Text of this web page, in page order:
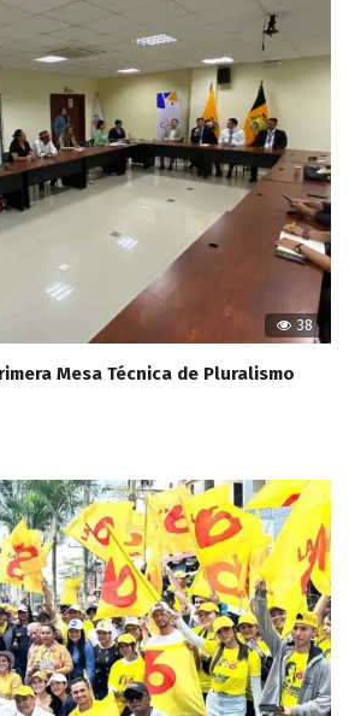
38
Mesa Técnica de Pluralismo